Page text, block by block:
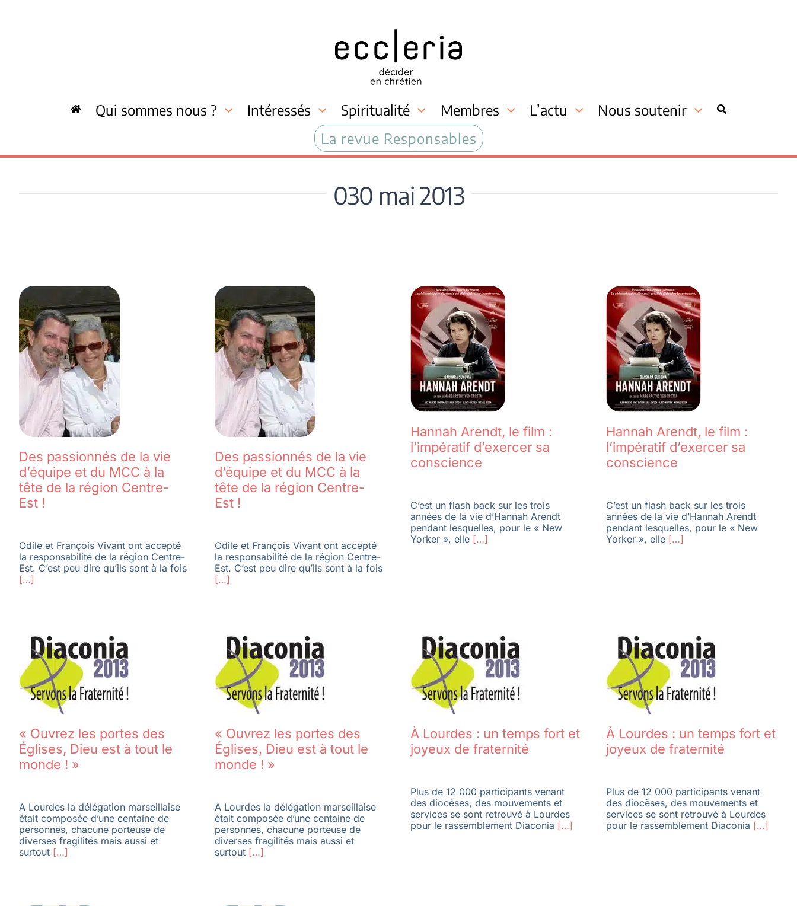
Qui sommes nous ? Intéressés Spiritualité Membres L’actu
Nous soutenir
La revue Responsables
030 mai 2013
Des passionnés de la vie
d’équipe et du MCC à la
tête de la région Centre-
Est !
Odile et François Vivant ont accepté
la responsabilité de la région Centre-
Est. C’est peu dire qu’ils sont à la fois
[…]
Des passionnés de la vie
d’équipe et du MCC à la
tête de la région Centre-
Est !
Odile et François Vivant ont accepté
la responsabilité de la région Centre-
Est. C’est peu dire qu’ils sont à la fois
[…]
Hannah Arendt, le film :
l’impératif d’exercer sa
conscience
C’est un flash back sur les trois
années de la vie d’Hannah Arendt
pendant lesquelles, pour le « New
Yorker », elle[…]
Hannah Arendt, le film :
l’impératif d’exercer sa
conscience
C’est un flash back sur les trois
années de la vie d’Hannah Arendt
pendant lesquelles, pour le « New
Yorker », elle[…]
« Ouvrez les portes des
Églises, Dieu est à tout le
monde ! »
A Lourdes la délégation marseillaise
était composée d’une centaine de
personnes, chacune porteuse de
diverses fragilités mais aussi et
surtout[…]
« Ouvrez les portes des
Églises, Dieu est à tout le
monde ! »
A Lourdes la délégation marseillaise
était composée d’une centaine de
personnes, chacune porteuse de
diverses fragilités mais aussi et
surtout[…]
À Lourdes : un temps fort et
joyeux de fraternité
Plus de 12 000 participants venant
des diocèses, des mouvements et
services se sont retrouvé à Lourdes
pour le rassemblement Diaconia […]
À Lourdes : un temps fort et
joyeux de fraternité
Plus de 12 000 participants venant
des diocèses, des mouvements et
services se sont retrouvé à Lourdes
pour le rassemblement Diaconia […]